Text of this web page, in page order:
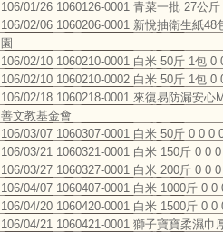
106/01/26 1060126-0001 青菜一批 27公
106/02/06 1060206-0001 新悅抽衛生紙
園
106/02/10 1060210-0001 白米 50斤 1包 0
106/02/10 1060210-0002 白米 50斤 1包 0
106/02/18 1060218-0001 來復易防漏安
善文教基金會
106/03/07 1060307-0001 白米 50斤 0 0 0
106/03/21 1060321-0001 白米 150斤 0 0
106/03/27 1060327-0001 白米 200斤 0 0
106/04/07 1060407-0001 白米 1000斤 0
106/04/20 1060420-0001 白米 1500斤 0
106/04/21 1060421-0001 獅子寶寶柔濕